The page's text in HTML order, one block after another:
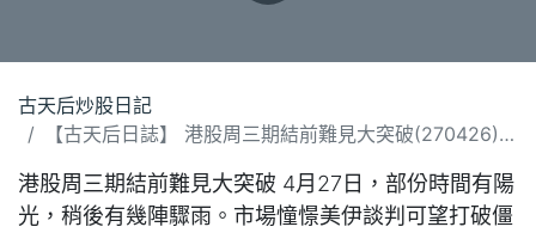
古天后炒股日記
【古天后日誌】 港股周三期結前難見大突破(270426).docx
港股周三期結前難見大突破 4月27日，部份時間有陽
光，稍後有幾陣驟雨。市場憧憬美伊談判可望打破僵